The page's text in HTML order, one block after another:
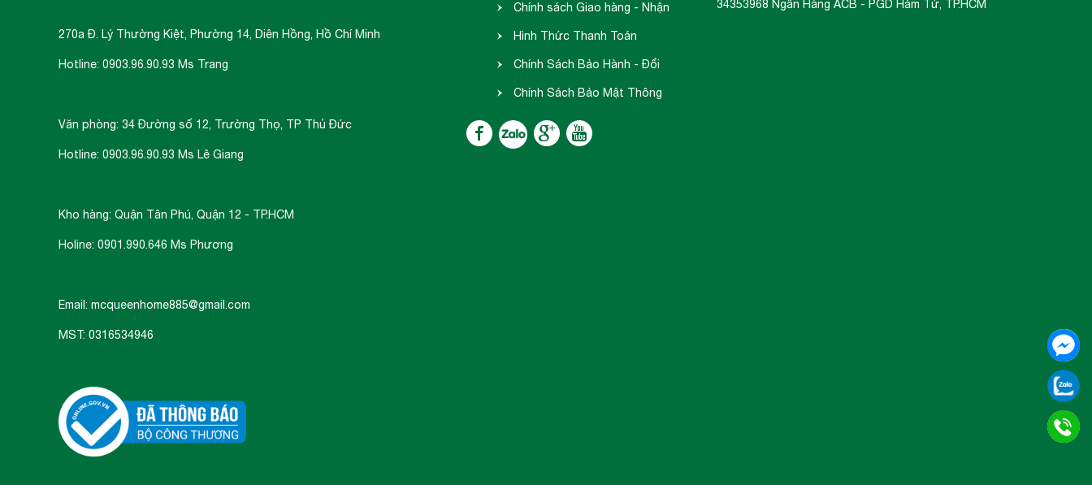
270a Đ. Lý Thường Kiệt, Phường 14, Diên Hồng, Hồ Chí Minh
Hotline: 0903.96.90.93 Ms Trang
Văn phòng: 34 Đường số 12, Trường Thọ, TP Thủ Đức
Hotline: 0903.96.90.93 Ms Lê Giang
Kho hàng: Quận Tân Phú, Quận 12 - TP.HCM
Holine: 0901.990.646 Ms Phương
Email: mcqueenhome885@gmail.com
MST: 0316534946
Chính sách Giao hàng - Nhận
hàng
Hình Thức Thanh Toán
Chính Sách Bảo Hành - Đổi
Trả
Chính Sách Bảo Mật Thông
Tin
34353968 Ngân Hàng ACB - PGD Hàm Tử, TP.HCM